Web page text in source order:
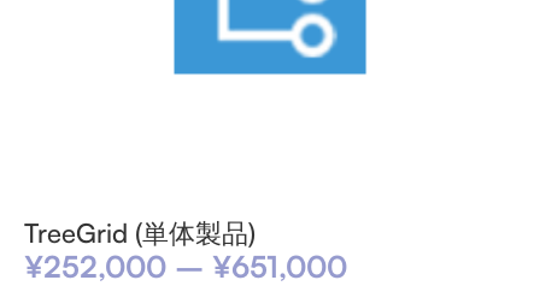
TreeGrid (単体製品)
¥252,000 – ¥651,000